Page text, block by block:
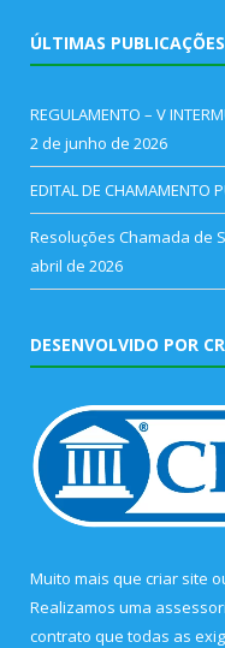
ÚLTIMAS PUBLICAÇÕES
REGULAMENTO – V
2 de junho de 2026
EDITAL DE CHAMAMENTO
Resoluções Chamada de
abril de 2026
DESENVOLVIDO POR
Muito mais que criar site
Realizamos uma
contrato que todas as